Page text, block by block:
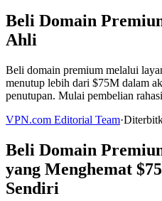
Beli Domain
Ahli
Beli domain premium melalui
menutup lebih dari $75M dalam
penutupan. Mulai pembelian
VPN.com Editorial Team·
Beli Domain
yang Menghemat
Sendiri